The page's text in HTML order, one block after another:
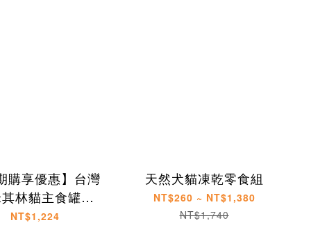
購享優惠】台灣
林貓主食罐
165g(12入)
NT$1,224
天然犬貓凍乾零食組
NT$260 ~ NT$1,380
NT$1,740